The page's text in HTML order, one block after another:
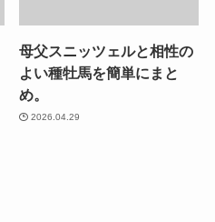
母父スニッツェルと相性の
よい種牡馬を簡単にまと
め。
2026.04.29